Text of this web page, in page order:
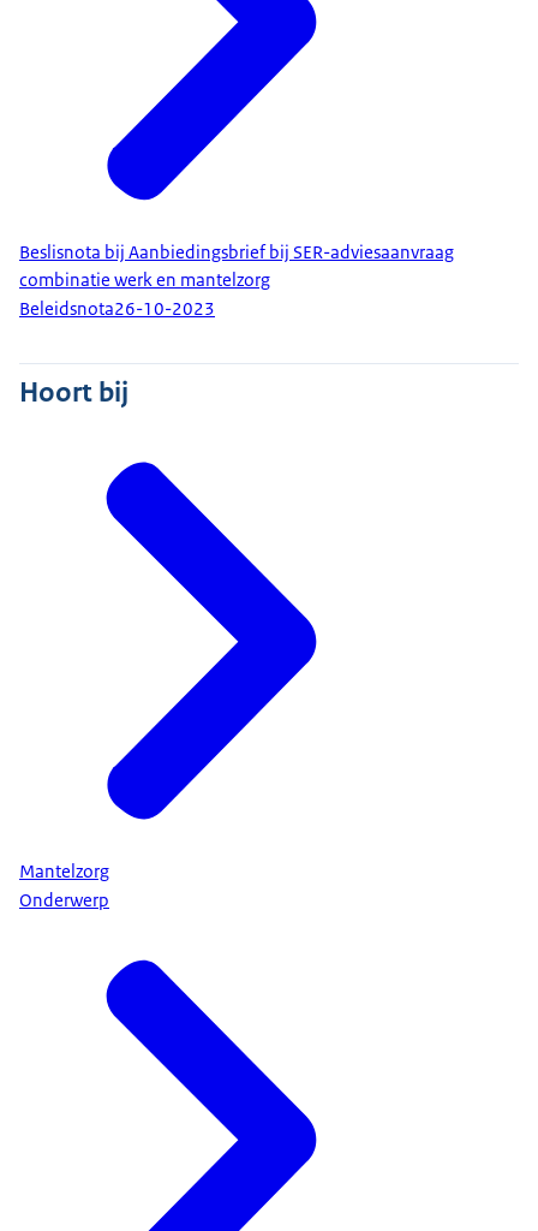
Beslisnota bij Aanbiedingsbrief bij SER-adviesaanvraag
combinatie werk en mantelzorg
Beleidsnota26-10-2023
Hoort bij
Mantelzorg
Onderwerp